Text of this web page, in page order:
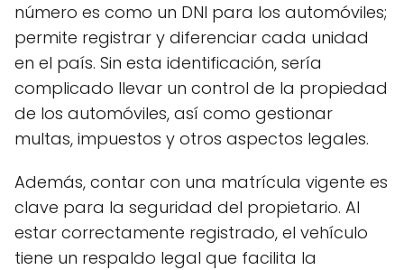
número es como un DNI para los automóviles;
permite registrar y diferenciar cada unidad
en el país. Sin esta identificación, sería
complicado llevar un control de la propiedad
de los automóviles, así como gestionar
multas, impuestos y otros aspectos legales.
Además, contar con una matrícula vigente es
clave para la seguridad del propietario. Al
estar correctamente registrado, el vehículo
tiene un respaldo legal que facilita la